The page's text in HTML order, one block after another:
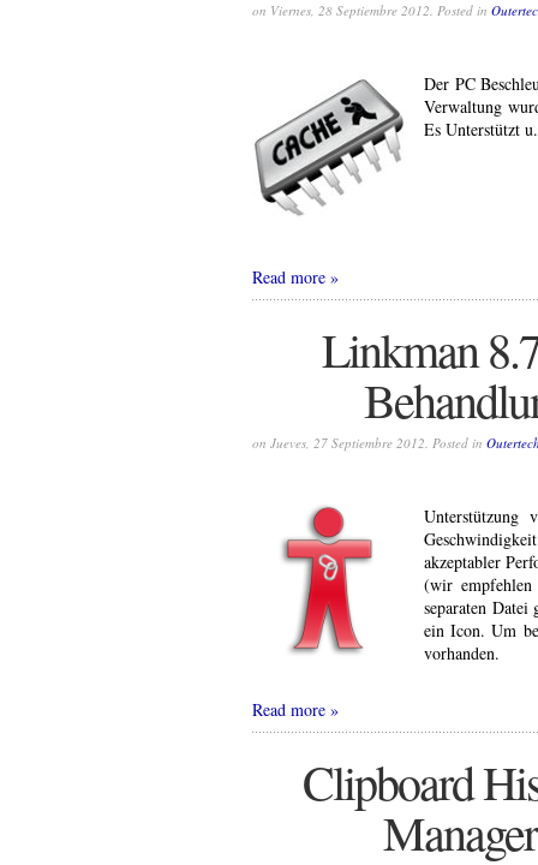
on Viernes, 28 Septiembre 2012. Posted in
Der PC
Verwaltung
Es Unterstützt
Read more
Linkman
on Jueves, 27 Septiembre 2012. Posted in
Unterstützung
akzeptabler
(wir
separaten
ein Icon. Um
vorhanden.
Read more
Clipboard